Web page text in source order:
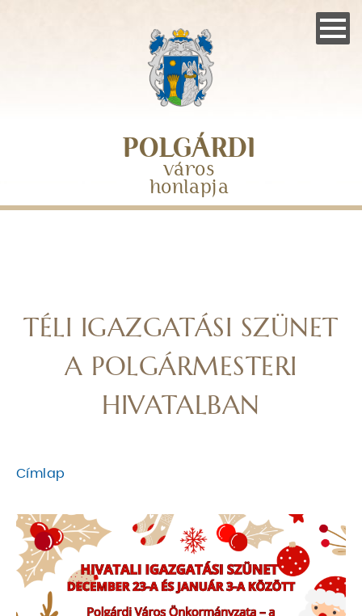
POLGÁRDI
város
honlapja
TÉLI IGAZGATÁSI SZÜNET
A POLGÁRMESTERI
HIVATALBAN
MORZSA
Címlap